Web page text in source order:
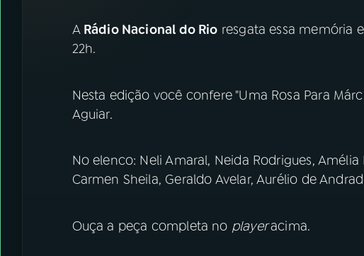
A Rádio Nacional do Rio resgata essa memória
22h.
Nesta edição você confere "Uma Rosa Para
Aguiar.
No elenco: Neli Amaral, Neida Rodrigues, Amélia
Carmen Sheila, Geraldo Avelar, Aurélio de
Ouça a peça completa no playeracima.